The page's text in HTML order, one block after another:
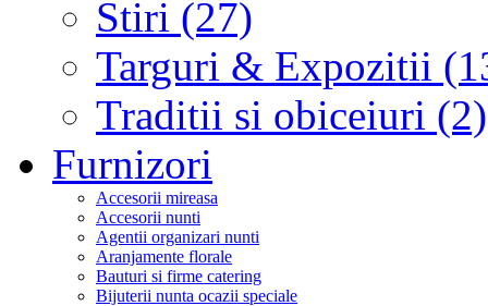
Stiri (27)
Targuri & Expozitii
Traditii si obiceiuri (2)
Furnizori
Accesorii mireasa
Accesorii nunti
Agentii organizari nunti
Aranjamente florale
Bauturi si firme catering
Bijuterii nunta ocazii speciale